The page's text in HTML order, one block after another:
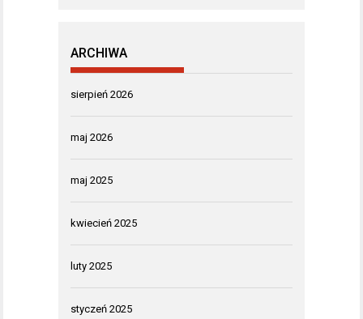
ARCHIWA
sierpień 2026
maj 2026
maj 2025
kwiecień 2025
luty 2025
styczeń 2025